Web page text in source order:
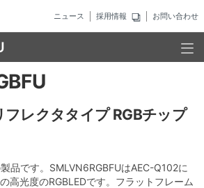
ニュース 採用情報 お問い合わせ
フレクタタイプ RGBチップ
品です。SMLVN6RGBFUはAEC-Q102に
高光度のRGBLEDです。フラットフレーム